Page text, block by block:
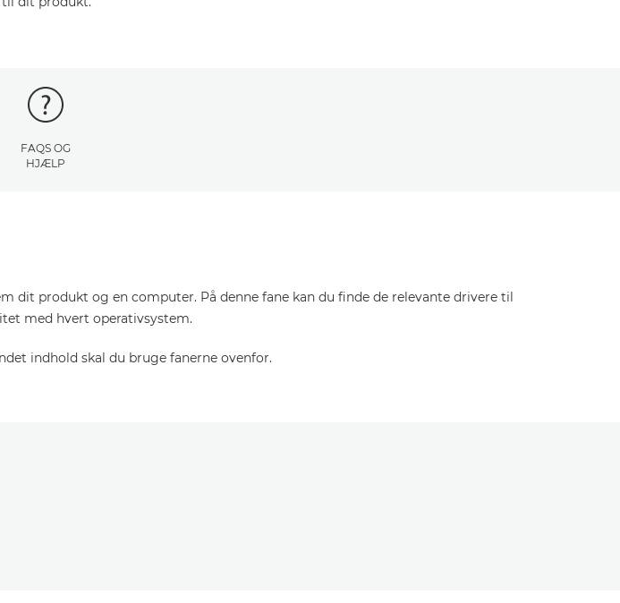
FAQS OG
HJÆLP
dit produkt og en computer. På denne fane kan du finde de relevante drivere til
med hvert operativsystem.
indhold skal du bruge fanerne ovenfor.